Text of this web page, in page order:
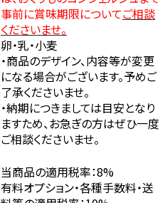
事前に賞味期限についてご相談
くださいませ。
卵・乳・小麦
・商品のデザイン、内容等が変更
になる場合がございます。予めご
了承くださいませ。
・納期につきましては目安となり
ますため、お急ぎの方はぜひ一度
ご相談くださいませ。
当商品の適用税率：8%
有料オプション・各種手数料・送